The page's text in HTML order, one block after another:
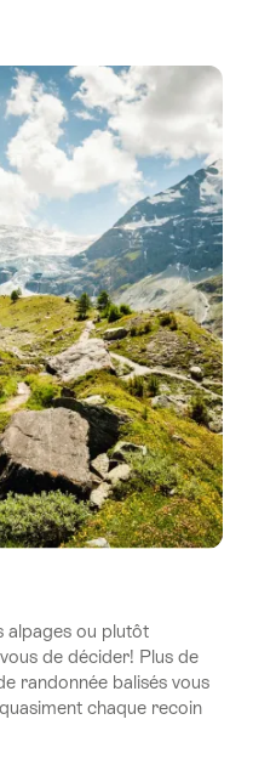
alpages ou plutôt
de décider! Plus de
randonnée balisés vous
chaque recoin